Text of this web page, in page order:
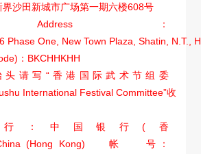
沙田新城市广场第一期六楼608号
：
Phase One, New Town Plaza, Shatin, N.T.,
： BKCHHKHH
头请写 “香港国际武术节组委
International Festival Committee”收
：中国银行( 香
(Hong Kong) 帐 号：